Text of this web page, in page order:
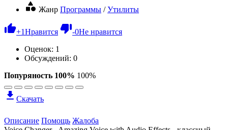
Жанр Программы /Утилиты
+1Нравится -0Не нравится
Оценок: 1
Обсуждений: 0
Попуряность 100% 100%
Скачать
Описание Помощь Жалоба